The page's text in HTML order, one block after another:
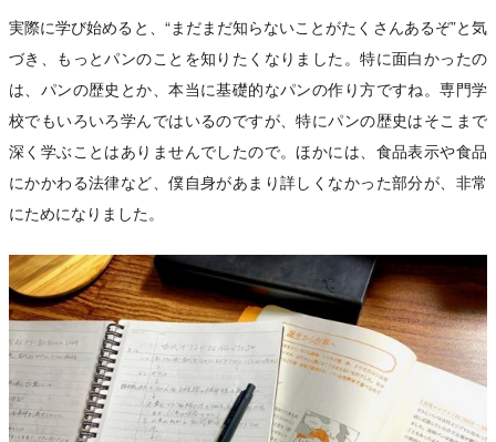
実際に学び始めると、“まだまだ知らないことがたくさんあるぞ”と気
づき、もっとパンのことを知りたくなりました。特に面白かったの
は、パンの歴史とか、本当に基礎的なパンの作り方ですね。専門学
校でもいろいろ学んではいるのですが、特にパンの歴史はそこまで
深く学ぶことはありませんでしたので。ほかには、食品表示や食品
にかかわる法律など、僕自身があまり詳しくなかった部分が、非常
にためになりました。